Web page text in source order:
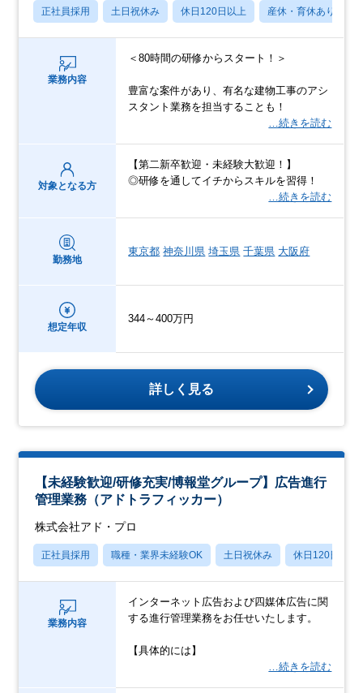
正社員採用 土日祝休み 休日120日以上 産休・育休あり
業務内容
＜80時間の研修からスタート！＞
豊富な案件があり、有名な建物工事のアシ
スタント業務を担当することも！
…続きを読む
対象となる方
【第二新卒歓迎・未経験大歓迎！】
◎研修を通してイチからスキルを習得！
…続きを読む
勤務地
東京都 神奈川県 埼玉県 千葉県 大阪府
想定年収
344～400万円
詳しく見る
【未経験歓迎/研修充実/博報堂グループ】広告進行
管理業務（アドトラフィッカー）
株式会社アド・プロ
正社員採用 職種・業界未経験OK 土日祝休み 休日120日以上
業務内容
インターネット広告および四媒体広告に関
する進行管理業務をお任せいたします。
【具体的には】
…続きを読む